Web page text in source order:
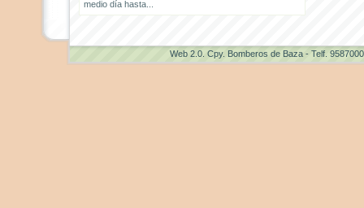
medio día hasta...
Web 2.0 . Cpy. Bomberos de Baza - Telf.